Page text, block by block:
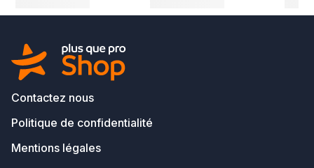
Contactez nous
Politique de confidentialité
Mentions légales